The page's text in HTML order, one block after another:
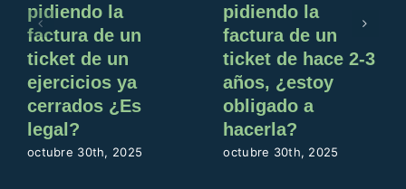
pidiendo la
factura de un
ticket de un
ejercicios ya
cerrados ¿Es
legal?
octubre 30th, 2025
pidiendo la
factura de un
ticket de hace 2-3
años, ¿estoy
obligado a
hacerla?
octubre 30th, 2025